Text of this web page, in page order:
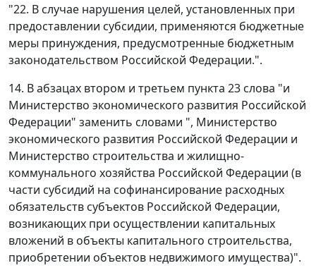
"22. В случае нарушения целей, установленных при
предоставлении субсидии, применяются бюджетные
меры принуждения, предусмотренные бюджетным
законодательством Российской Федерации.".
14. В абзацах втором и третьем пункта 23 слова "и
Министерство экономического развития Российской
Федерации" заменить словами ", Министерство
экономического развития Российской Федерации и
Министерство строительства и жилищно-
коммунального хозяйства Российской Федерации (в
части субсидий на софинансирование расходных
обязательств субъектов Российской Федерации,
возникающих при осуществлении капитальных
вложений в объекты капитального строительства,
приобретении объектов недвижимого имущества)".